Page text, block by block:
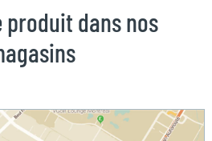
produit dans nos